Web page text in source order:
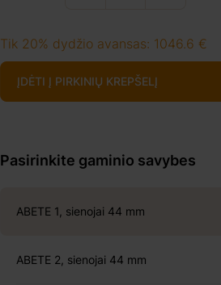
Tik 20% dydžio avansas: 1046.6 €
ĮDĖTI Į PIRKINIŲ KREPŠELĮ
Pasirinkite gaminio savybes
ABETE 1, sienojai 44 mm
ABETE 2, sienojai 44 mm